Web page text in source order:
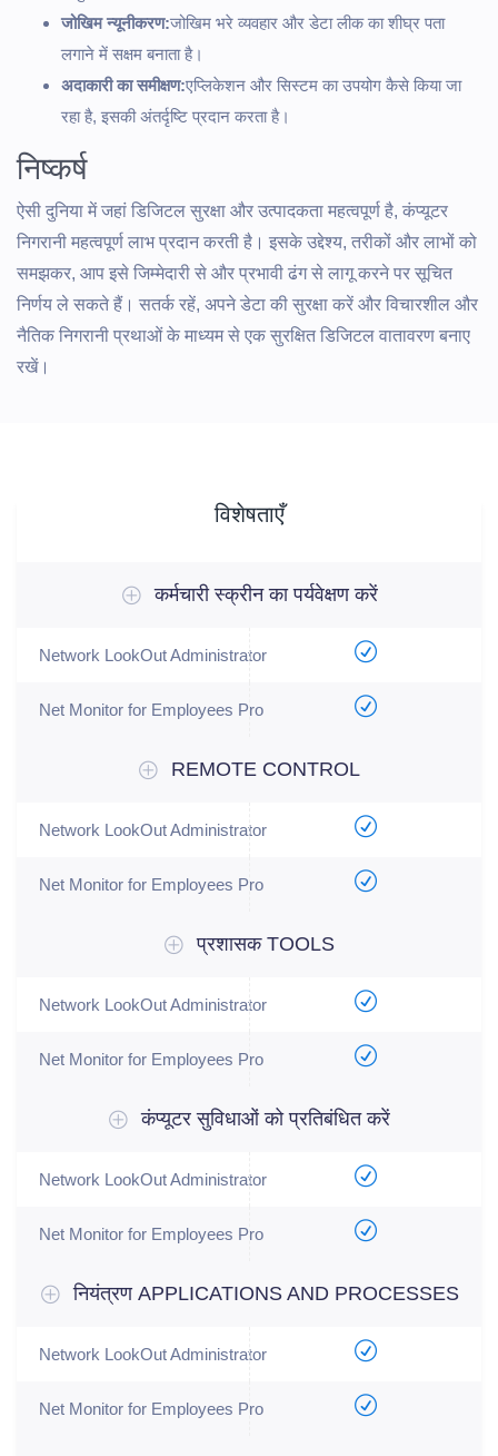
जोखिम न्यूनीकरण:जोखिम भरे व्यवहार और डेटा लीक का शीघ्र पता
लगाने में सक्षम बनाता है।
अदाकारी का समीक्षण:एप्लिकेशन और सिस्टम का उपयोग कैसे किया जा
रहा है, इसकी अंतर्दृष्टि प्रदान करता है।
निष्कर्ष
ऐसी दुनिया में जहां डिजिटल सुरक्षा और उत्पादकता महत्वपूर्ण है, कंप्यूटर
निगरानी महत्वपूर्ण लाभ प्रदान करती है। इसके उद्देश्य, तरीकों और लाभों को
समझकर, आप इसे जिम्मेदारी से और प्रभावी ढंग से लागू करने पर सूचित
निर्णय ले सकते हैं। सतर्क रहें, अपने डेटा की सुरक्षा करें और विचारशील और
नैतिक निगरानी प्रथाओं के माध्यम से एक सुरक्षित डिजिटल वातावरण बनाए
रखें।
विशेषताएँ
कर्मचारी स्क्रीन का पर्यवेक्षण करें
REMOTE CONTROL
प्रशासक TOOLS
कंप्यूटर सुविधाओं को प्रतिबंधित करें
नियंत्रण APPLICATIONS AND PROCESSES